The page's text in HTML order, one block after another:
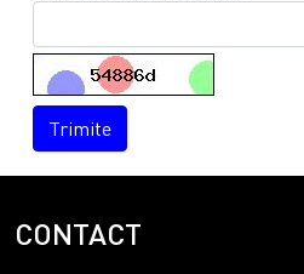
Trimite
CONTACT